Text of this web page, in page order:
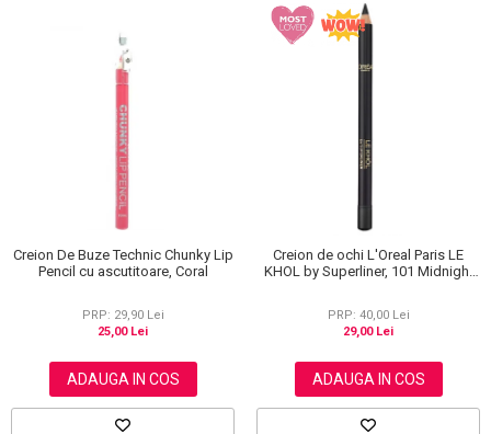
Creion De Buze Technic Chunky Lip
Pencil cu ascutitoare, Coral
PRP: 29,90 Lei
25,00 Lei
ADAUGA IN COS
Creion de ochi L'Oreal Paris LE
KHOL by Superliner, 101 Midnight
PRP: 40,00 Lei
29,00 Lei
ADAUGA IN COS